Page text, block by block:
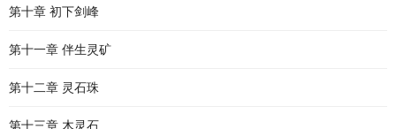
第十章 初下剑峰
第十一章 伴生灵矿
第十二章 灵石珠
第十三章 木灵石